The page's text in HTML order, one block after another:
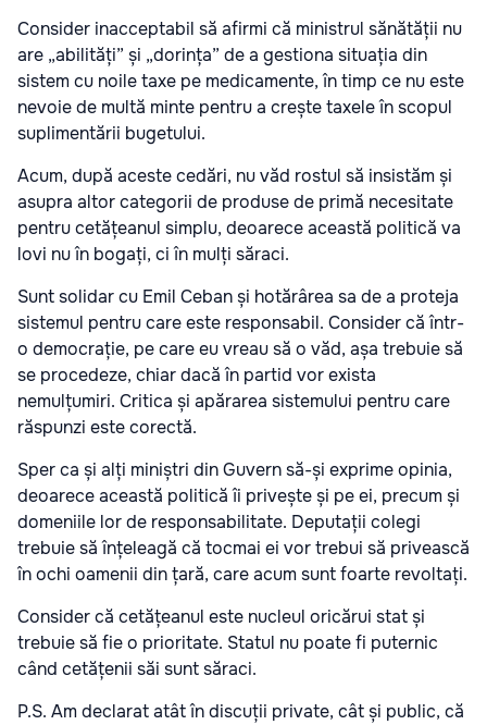
Consider inacceptabil să afirmi că ministrul sănătății nu
are „abilități” și „dorința” de a gestiona situația din
sistem cu noile taxe pe medicamente, în timp ce nu este
nevoie de multă minte pentru a crește taxele în scopul
suplimentării bugetului.
Acum, după aceste cedări, nu văd rostul să insistăm și
asupra altor categorii de produse de primă necesitate
pentru cetățeanul simplu, deoarece această politică va
lovi nu în bogați, ci în mulți săraci.
Sunt solidar cu Emil Ceban și hotărârea sa de a proteja
sistemul pentru care este responsabil. Consider că într-
o democrație, pe care eu vreau să o văd, așa trebuie să
se procedeze, chiar dacă în partid vor exista
nemulțumiri. Critica și apărarea sistemului pentru care
răspunzi este corectă.
Sper ca și alți miniștri din Guvern să-și exprime opinia,
deoarece această politică îi privește și pe ei, precum și
domeniile lor de responsabilitate. Deputații colegi
trebuie să înțeleagă că tocmai ei vor trebui să privească
în ochi oamenii din țară, care acum sunt foarte revoltați.
Consider că cetățeanul este nucleul oricărui stat și
trebuie să fie o prioritate. Statul nu poate fi puternic
când cetățenii săi sunt săraci.
P.S. Am declarat atât în discuții private, cât și public, că